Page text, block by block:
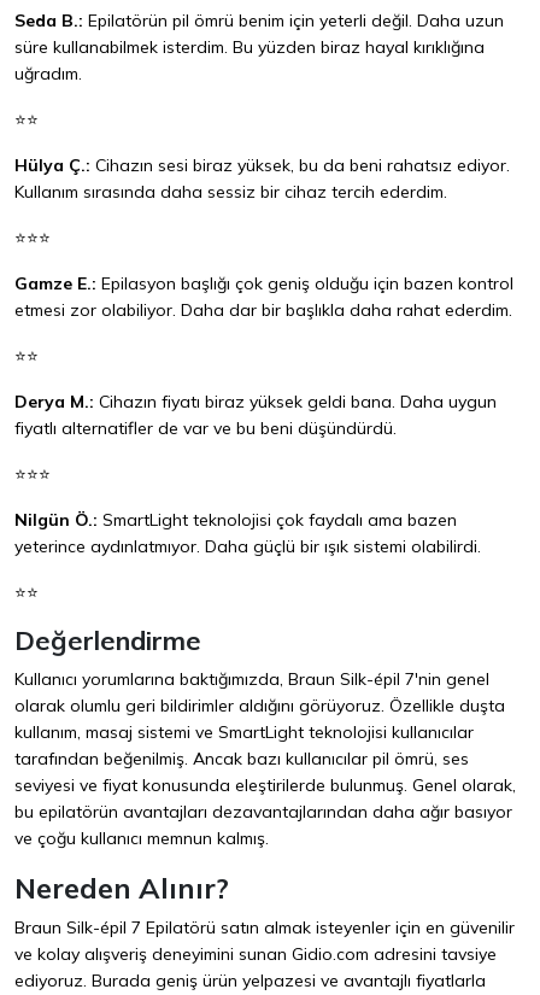
Seda B.: Epilatörün pil ömrü benim için yeterli değil. Daha uzun
süre kullanabilmek isterdim. Bu yüzden biraz hayal kırıklığına
uğradım.
⭐⭐
Hülya Ç.: Cihazın sesi biraz yüksek, bu da beni rahatsız ediyor.
Kullanım sırasında daha sessiz bir cihaz tercih ederdim.
⭐⭐⭐
Gamze E.: Epilasyon başlığı çok geniş olduğu için bazen kontrol
etmesi zor olabiliyor. Daha dar bir başlıkla daha rahat ederdim.
⭐⭐
Derya M.: Cihazın fiyatı biraz yüksek geldi bana. Daha uygun
fiyatlı alternatifler de var ve bu beni düşündürdü.
⭐⭐⭐
Nilgün Ö.: SmartLight teknolojisi çok faydalı ama bazen
yeterince aydınlatmıyor. Daha güçlü bir ışık sistemi olabilirdi.
⭐⭐
Değerlendirme
Kullanıcı yorumlarına baktığımızda, Braun Silk-épil 7'nin genel
olarak olumlu geri bildirimler aldığını görüyoruz. Özellikle duşta
kullanım, masaj sistemi ve SmartLight teknolojisi kullanıcılar
tarafından beğenilmiş. Ancak bazı kullanıcılar pil ömrü, ses
seviyesi ve fiyat konusunda eleştirilerde bulunmuş. Genel olarak,
bu epilatörün avantajları dezavantajlarından daha ağır basıyor
ve çoğu kullanıcı memnun kalmış.
Nereden Alınır?
Braun Silk-épil 7 Epilatörü satın almak isteyenler için en güvenilir
ve kolay alışveriş deneyimini sunan Gidio.com adresini tavsiye
ediyoruz. Burada geniş ürün yelpazesi ve avantajlı fiyatlarla